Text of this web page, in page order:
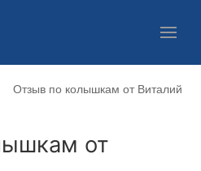
Отзыв по колышкам от Виталий
от